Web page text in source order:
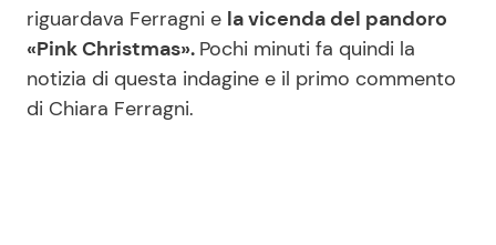
riguardava Ferragni e la vicenda del pandoro
«Pink Christmas». Pochi minuti fa quindi la
notizia di questa indagine e il primo commento
di Chiara Ferragni.